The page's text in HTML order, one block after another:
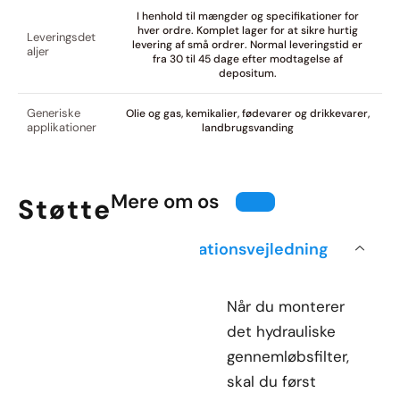
Leveringsdet
aljer
I henhold til mængder og specifikationer for
hver ordre. Komplet lager for at sikre hurtig
levering af små ordrer. Normal leveringstid er
fra 30 til 45 dage efter modtagelse af
depositum.
Generiske
applikationer
Olie og gas, kemikalier, fødevarer og drikkevarer,
landbrugsvanding
StøtteMere om os
Installationsvejledning
Når du monterer
det hydrauliske
gennemløbsfilter,
skal du først